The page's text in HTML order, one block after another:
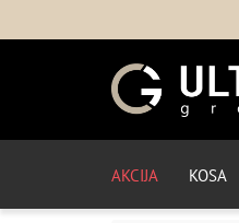
AKCIJA KOSA